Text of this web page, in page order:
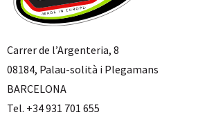
Carrer de l’Argenteria, 8
08184, Palau-solità i Plegamans
BARCELONA
Tel. +34 931 701 655